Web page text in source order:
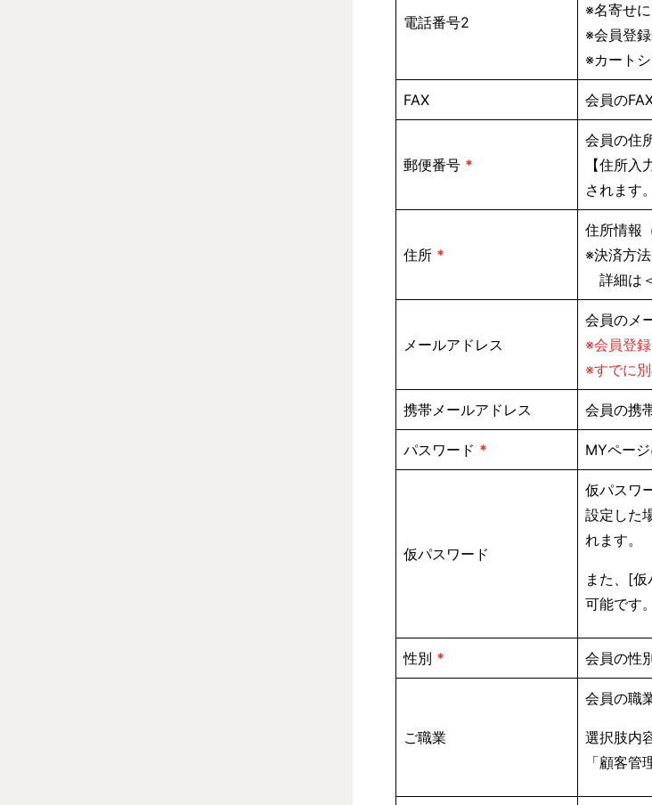
電話番号2
※名寄せに
※会員登
※カート
FAX 会員の
郵便番号 *
会員の住
【住所
されます。
住所 *
住所情報
※決済方
詳細は＜
メールアドレス
会員のメ
※会員登
※すでに
携帯メールアドレス 会員の携
パスワード * MYペー
仮パスワード
仮パスワ
設定した
れます。
また、[
可能です。
性別 * 会員の性
ご職業
会員の職
選択肢内
「顧客管